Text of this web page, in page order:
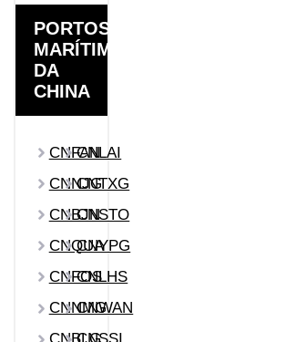
PORTOS
MARÍTIMOS
DA
CHINA
CNFANCNLAI
CNNJGCNTXG
CNBJNCNSTO
CNQUACNYPG
CNFOSCNLHS
CNNMG
CNWAN